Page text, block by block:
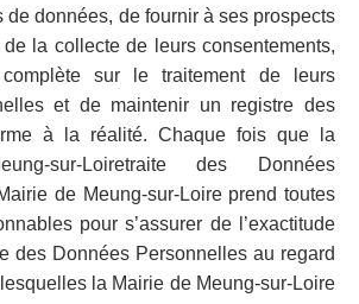
de données, de fournir à ses prospects
la collecte de leurs consentements,
sur le traitement de leurs
et de maintenir un registre des
à la réalité. Chaque fois que la
sur-Loiretraite des Données
de Meung-sur-Loire prend toutes
pour s’assurer de l’exactitude
des Données Personnelles au regard
la Mairie de Meung-sur-Loire